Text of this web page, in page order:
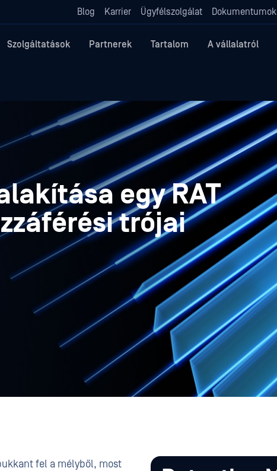
Blog Karrier Ügyfélszolgálat Dokumentumok
Szolgáltatások Partnerek Tartalom A vállalatról
egy RAT
trójai
fel a mélyből, most